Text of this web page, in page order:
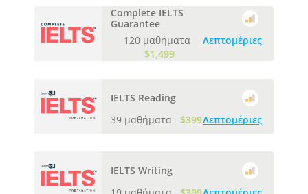
Complete IELTS
Guarantee
120 μαθήματα
$1,499
Λεπτομέριες
IELTS Reading
39 μαθήματα
$399Λεπτομέριες
IELTS Writing